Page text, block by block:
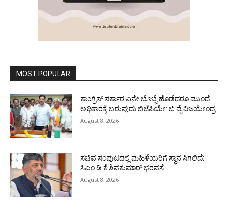
MOST POPULAR
ಕಾಂಗ್ರೆಸ್ ಸರ್ಕಾರ ಏನೇ ಬೊಬ್ಬೆ ಹೊಡೆದರೂ ಮುಂದೆ
ಅಧಿಕಾರಕ್ಕೆ ಬರುವುದು ಬಿಜೆಪಿಯೇ: ಬಿ ವೈ ವಿಜಯೇಂದ್ರ
August 8, 2026
ಸಚಿವ ಸಂಪುಟದಲ್ಲಿ ಮಹಿಳೆಯರಿಗೆ ಸ್ಥಾನ ಸಿಗಲಿದೆ:
ಸಿಎಂ ಡಿ ಕೆ ಶಿವಕುಮಾರ್ ಭರವಸೆ
August 8, 2026